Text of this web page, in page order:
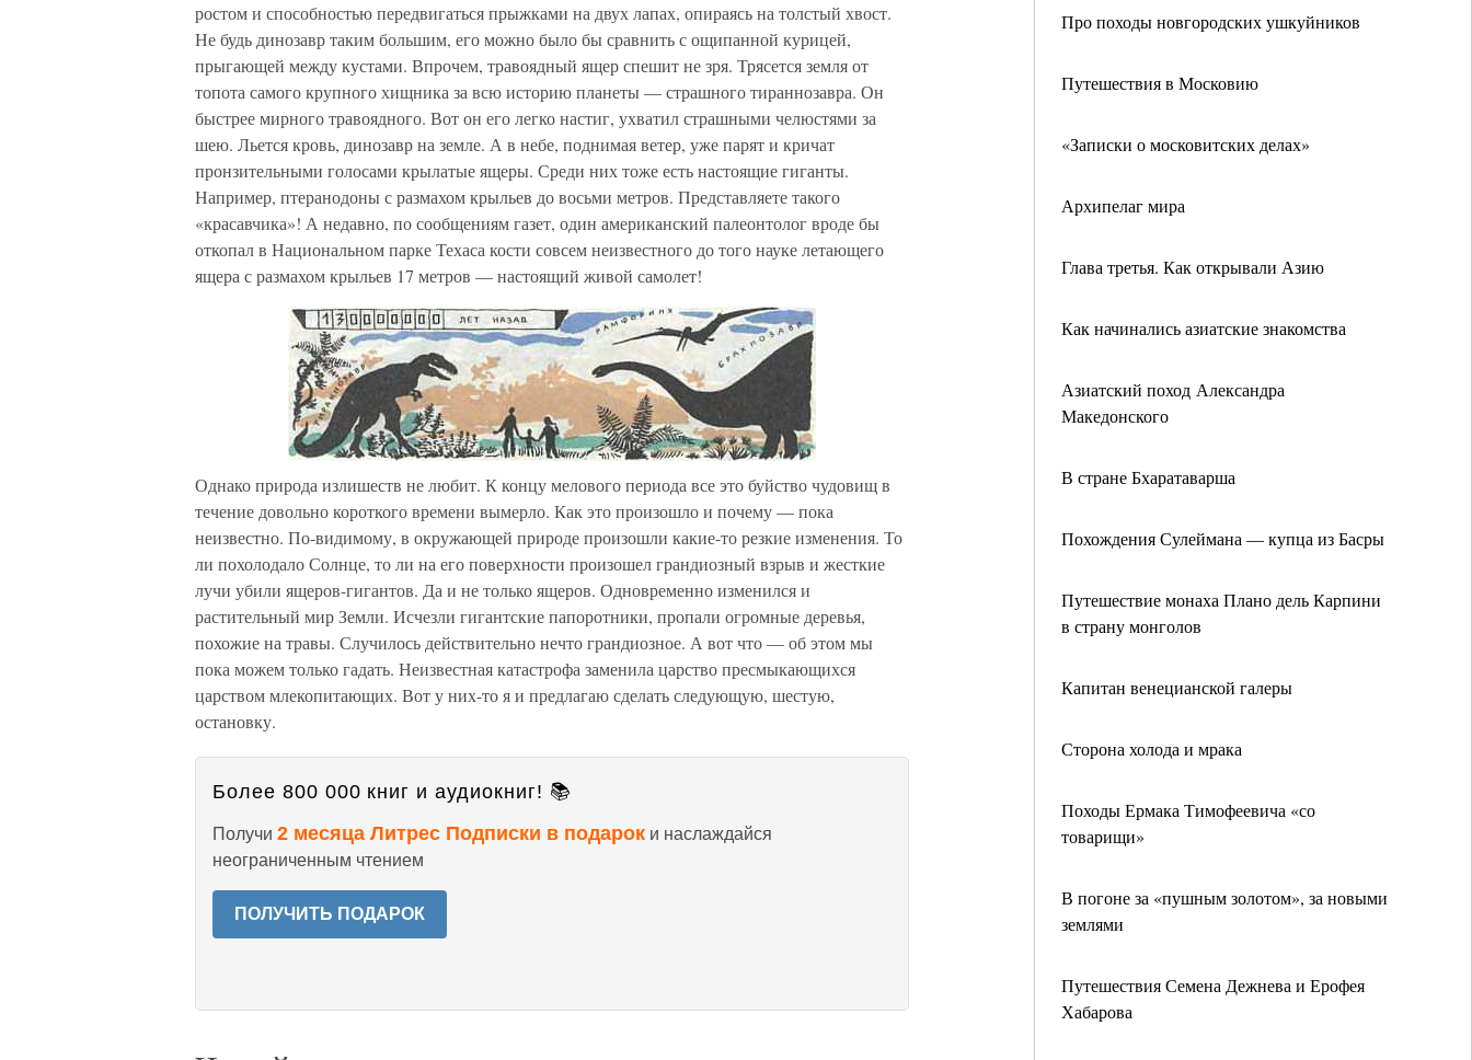
Про походы новгородских ушкуйников
Путешествия в Московию
«Записки о московитских делах»
Архипелаг мира
Глава третья. Как открывали Азию
Как начинались азиатские знакомства
Азиатский поход Александра
Македонского
В стране Бхаратаварша
Похождения Сулеймана — купца из Басры
Путешествие монаха Плано дель Карпини
в страну монголов
Капитан венецианской галеры
Сторона холода и мрака
Походы Ермака Тимофеевича «со
товарищи»
В погоне за «пушным золотом», за новыми
землями
Путешествия Семена Дежнева и Ерофея
Хабарова
ростом и способностью передвигаться прыжками на двух лапах, опираясь на толстый хвост.
Не будь динозавр таким большим, его можно было бы сравнить с ощипанной курицей,
прыгающей между кустами. Впрочем, травоядный ящер спешит не зря. Трясется земля от
топота самого крупного хищника за всю историю планеты — страшного тираннозавра. Он
быстрее мирного травоядного. Вот он его легко настиг, ухватил страшными челюстями за
шею. Льется кровь, динозавр на земле. А в небе, поднимая ветер, уже парят и кричат
пронзительными голосами крылатые ящеры. Среди них тоже есть настоящие гиганты.
Например, птеранодоны с размахом крыльев до восьми метров. Представляете такого
«красавчика»! А недавно, по сообщениям газет, один американский палеонтолог вроде бы
откопал в Национальном парке Техаса кости совсем неизвестного до того науке летающего
ящера с размахом крыльев 17 метров — настоящий живой самолет!
Однако природа излишеств не любит. К концу мелового периода все это буйство чудовищ в
течение довольно короткого времени вымерло. Как это произошло и почему — пока
неизвестно. По-видимому, в окружающей природе произошли какие-то резкие изменения. То
ли похолодало Солнце, то ли на его поверхности произошел грандиозный взрыв и жесткие
лучи убили ящеров-гигантов. Да и не только ящеров. Одновременно изменился и
растительный мир Земли. Исчезли гигантские папоротники, пропали огромные деревья,
похожие на травы. Случилось действительно нечто грандиозное. А вот что — об этом мы
пока можем только гадать. Неизвестная катастрофа заменила царство пресмыкающихся
царством млекопитающих. Вот у них-то я и предлагаю сделать следующую, шестую,
остановку.
Более 800 000 книг и аудиокниг! 📚
Получи 2 месяца Литрес Подписки в подарок и наслаждайся
неограниченным чтением
ПОЛУЧИТЬ ПОДАРОК